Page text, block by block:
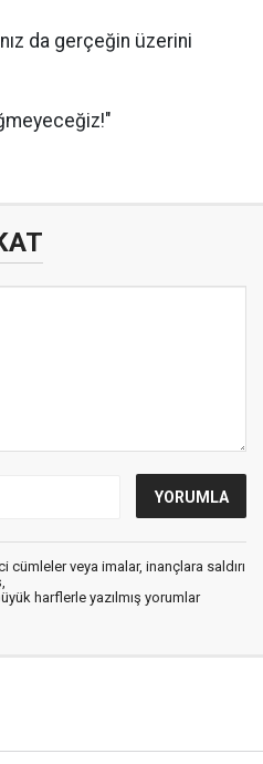
da gerçeğin üzerini
cümleler veya imalar, inançlara saldırı
harflerle yazılmış yorumlar